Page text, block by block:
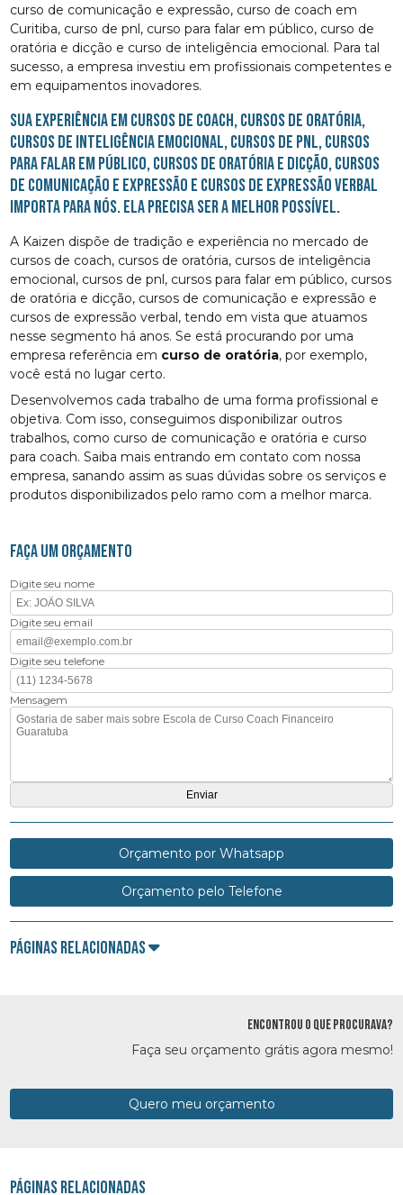
curso de comunicação e expressão, curso de coach em
Curitiba, curso de pnl, curso para falar em público, curso de
oratória e dicção e curso de inteligência emocional. Para tal
sucesso, a empresa investiu em profissionais competentes e
em equipamentos inovadores.
Sua experiência em cursos de coach, cursos de oratória,
cursos de inteligência emocional, cursos de pnl, cursos
para falar em público, cursos de oratória e dicção, cursos
de comunicação e expressão e cursos de expressão verbal
importa para nós. Ela precisa ser a melhor possível.
A Kaizen dispõe de tradição e experiência no mercado de
cursos de coach, cursos de oratória, cursos de inteligência
emocional, cursos de pnl, cursos para falar em público, cursos
de oratória e dicção, cursos de comunicação e expressão e
cursos de expressão verbal, tendo em vista que atuamos
nesse segmento há anos. Se está procurando por uma
empresa referência em curso de oratória, por exemplo,
você está no lugar certo.
Desenvolvemos cada trabalho de uma forma profissional e
objetiva. Com isso, conseguimos disponibilizar outros
trabalhos, como curso de comunicação e oratória e curso
para coach. Saiba mais entrando em contato com nossa
empresa, sanando assim as suas dúvidas sobre os serviços e
produtos disponibilizados pelo ramo com a melhor marca.
FAÇA UM ORÇAMENTO
Digite seu nome
Digite seu email
Digite seu telefone
Mensagem
Orçamento por Whatsapp
Orçamento pelo Telefone
Páginas Relacionadas
ENCONTROU O QUE PROCURAVA?
Faça seu orçamento grátis agora mesmo!
Quero meu orçamento
Páginas Relacionadas